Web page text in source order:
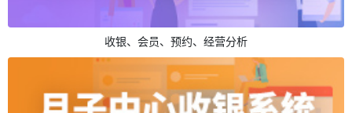
收银、会员、预约、经营分析